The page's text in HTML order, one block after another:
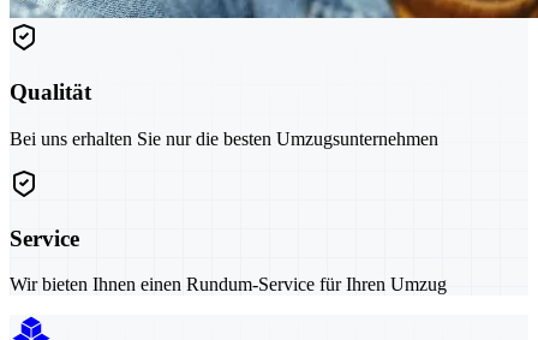
Qualität
Bei uns erhalten Sie nur die besten Umzugsunternehmen
Service
Wir bieten Ihnen einen Rundum-Service für Ihren Umzug